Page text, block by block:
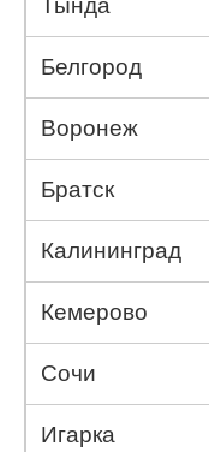
Тында
Белгород
Воронеж
Братск
Калининград
Кемерово
Сочи
Игарка